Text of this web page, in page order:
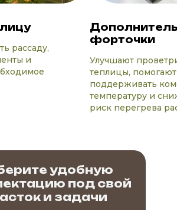
Авто-
форточек
Форточки
закрываются
самостоятельно
повышении и
температуры, без
удобную
под свой
и задачи